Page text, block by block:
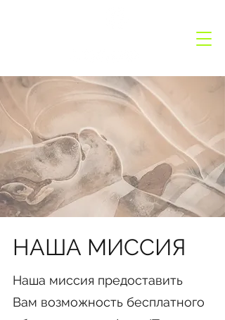
НАША МИССИЯ
Наша миссия предоставить
Вам возможность бесплатного